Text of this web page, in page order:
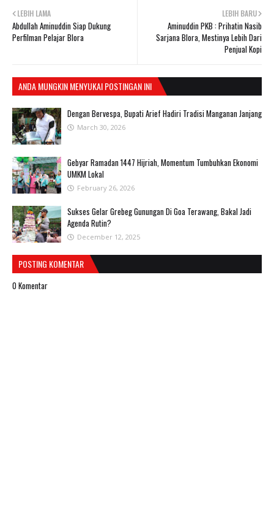
LEBIH BARU
Aminuddin PKB : Prihatin Nasib
Sarjana Blora, Mestinya Lebih Dari
Penjual Kopi
LEBIH LAMA
Abdullah Aminuddin Siap Dukung
Perfilman Pelajar Blora
ANDA MUNGKIN MENYUKAI POSTINGAN INI
Dengan Bervespa, Bupati Arief Hadiri Tradisi Manganan Janjang
March 30, 2026
Gebyar Ramadan 1447 Hijriah, Momentum Tumbuhkan Ekonomi
UMKM Lokal
February 26, 2026
Sukses Gelar Grebeg Gunungan Di Goa Terawang, Bakal Jadi
Agenda Rutin?
December 12, 2025
POSTING KOMENTAR
0 Komentar